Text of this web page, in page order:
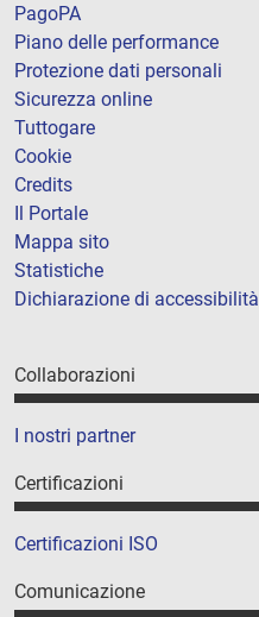
PagoPA
Piano delle performance
Protezione dati personali
Sicurezza online
Tuttogare
Cookie
Credits
Il Portale
Mappa sito
Statistiche
Dichiarazione di accessibilità
Collaborazioni
I nostri partner
Certificazioni
Certificazioni ISO
Comunicazione